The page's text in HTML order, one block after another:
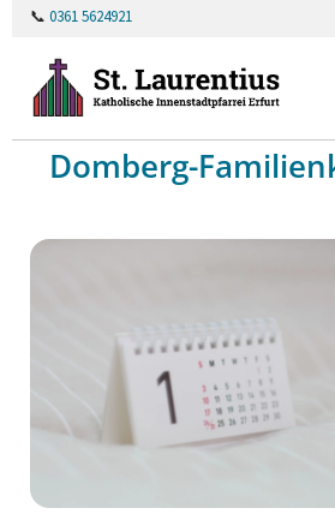
📞 0361 5624921
Domberg-